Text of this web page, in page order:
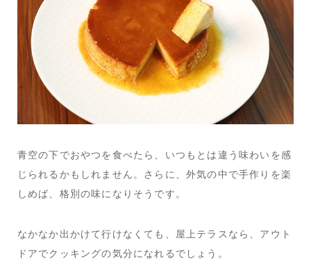
青空の下でおやつを食べたら、いつもとは違う味わいを感
じられるかもしれません。さらに、外気の中で手作りを楽
しめば、格別の味になりそうです。
なかなか出かけて行けなくても、屋上テラスなら、アウト
ドアでクッキングの気分になれるでしょう。